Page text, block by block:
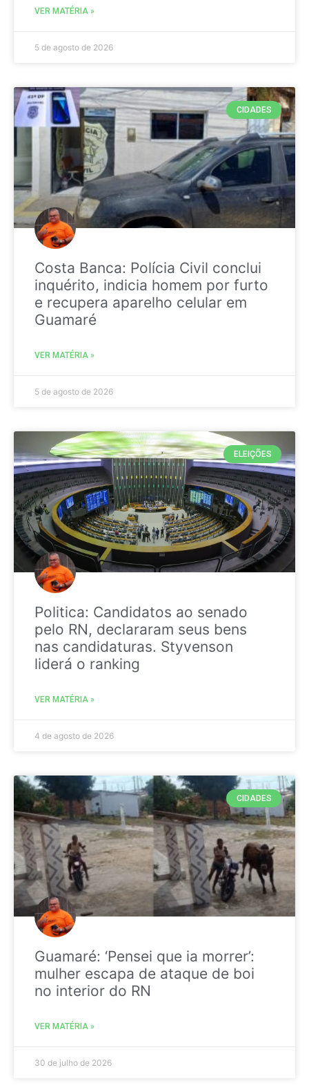
VER MATÉRIA »
5 de agosto de 2026
CIDADES
Costa Banca: Polícia Civil conclui
inquérito, indicia homem por furto
e recupera aparelho celular em
Guamaré
VER MATÉRIA »
5 de agosto de 2026
ELEIÇÕES
Politica: Candidatos ao senado
pelo RN, declararam seus bens
nas candidaturas. Styvenson
liderá o ranking
VER MATÉRIA »
4 de agosto de 2026
CIDADES
Guamaré: ‘Pensei que ia morrer’:
mulher escapa de ataque de boi
no interior do RN
VER MATÉRIA »
30 de julho de 2026